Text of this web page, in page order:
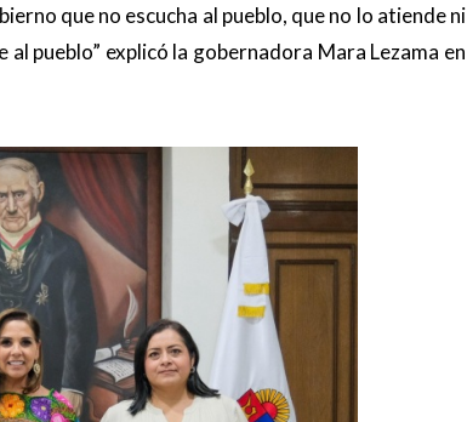
que no escucha al pueblo, que no lo atiende ni
pueblo” explicó la gobernadora Mara Lezama en